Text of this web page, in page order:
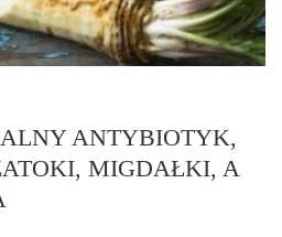
ANTYBIOTYK,
MIGDAŁKI, A